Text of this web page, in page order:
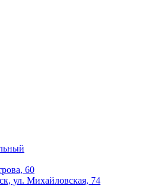
60
ул. Михайловская, 74